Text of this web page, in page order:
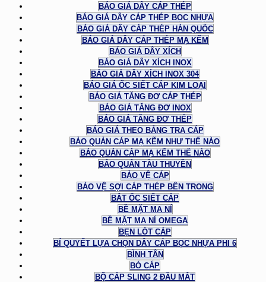
BÁO GIÁ DÂY CÁP THÉP
BÁO GIÁ DÂY CÁP THÉP BỌC NHỰA
BÁO GIÁ DÂY CÁP THÉP HÀN QUỐC
BÁO GIÁ DÂY CÁP THÉP MẠ KẼM
BÁO GIÁ DÂY XÍCH
BÁO GIÁ DÂY XÍCH INOX
BÁO GIÁ DÂY XÍCH INOX 304
BÁO GIÁ ỐC SIẾT CÁP KIM LOẠI
BÁO GIÁ TĂNG ĐƠ CÁP THÉP
BÁO GIÁ TĂNG ĐƠ INOX
BÁO GIÁ TĂNG ĐƠ THÉP
BÁO GIÁ THEO BẢNG TRA CÁP
BẢO QUẢN CÁP MẠ KẼM NHƯ THẾ NÀO
BẢO QUẢN CÁP MẠ KẼM THẾ NÀO
BẢO QUẢN TÀU THUYỀN
BẢO VỆ CÁP
BẢO VỆ SỢI CÁP THÉP BÊN TRONG
BẮT ỐC SIẾT CÁP
BỀ MẶT MA NÍ
BỀ MẶT MA NÍ OMEGA
BẸN LÓT CÁP
BÍ QUYẾT LỰA CHỌN DÂY CÁP BỌC NHỰA PHI 6
BÌNH TÂN
BÓ CÁP
BỘ CÁP SLING 2 ĐẦU MẮT